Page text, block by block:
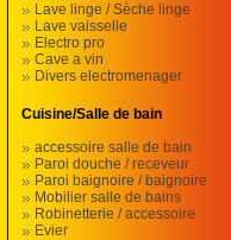
Lave linge / Sèche linge
Lave vaisselle
Electro pro
Cave a vin
Divers electromenager
Cuisine/Salle de bain
accessoire salle de bain
Paroi douche / receveur
Paroi baignoire / baignoire
Mobilier salle de bains
Robinetterie / accessoire
Evier